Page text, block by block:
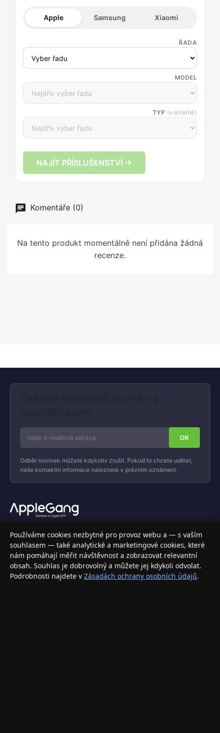
Apple Samsung Xiaomi
ŘADA
MODEL
TYP (volitelně)
NAJÍT PŘÍSLUŠENSTVÍ →
Komentáře (0)
Na tento produkt momentálně není přidána žádná
recenze.
Získejte nejnovější novinky a
speciální slevy
Odběr novinek můžete kdykoliv zrušit. Pokud to chcete udělat,
naše kontaktní informace naleznete v právním oznámení.
Váš specializovaný obchod s Apple produkty, příslušenstvím a
elektronikou. Nakupujte bezpečně a s jistotou.
INFORMACE
Doprava a doručení
Používáme cookies nezbytné pro provoz webu a — s vaším
souhlasem — také analytické a marketingové cookies, které
nám pomáhají měřit návštěvnost a zobrazovat relevantní
obsah. Souhlas je dobrovolný a můžete jej kdykoli odvolat.
Podrobnosti najdete v Zásadách ochrany osobních údajů.